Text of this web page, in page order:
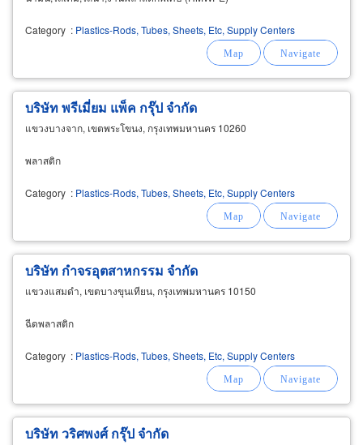
Category : Plastics-Rods, Tubes, Sheets, Etc, Supply Centers
บริษัท พรีเมี่ยม แพ็ค กรุ๊ป จำกัด
แขวงบางจาก, เขตพระโขนง, กรุงเทพมหานคร 10260
พลาสติก
Category : Plastics-Rods, Tubes, Sheets, Etc, Supply Centers
บริษัท กำจรอุตสาหกรรม จำกัด
แขวงแสมดำ, เขตบางขุนเทียน, กรุงเทพมหานคร 10150
ฉีดพลาสติก
Category : Plastics-Rods, Tubes, Sheets, Etc, Supply Centers
บริษัท วริศพงศ์ กรุ๊ป จำกัด